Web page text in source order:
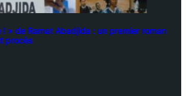
! » de Ramat Abadjida : un premier roman
procès